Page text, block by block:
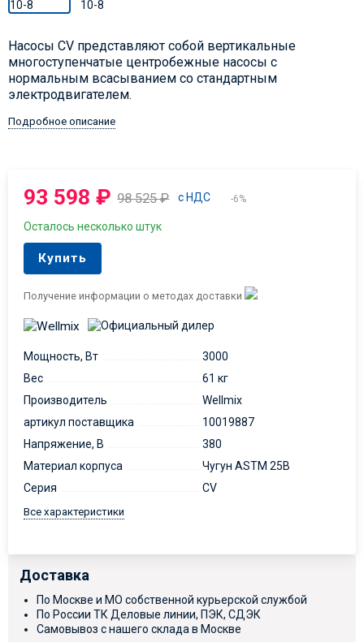
Насосы CV представляют собой вертикальные
многоступенчатые центробежные насосы с
нормальным всасыванием со стандартным
электродвигателем.
Подробное описание
93 598₽ 98 525₽ с НДС -6%
Осталось несколько штук
Купить
Получение информации о методах доставки
Мощность, Вт
3000
Вес
61 кг
Производитель
Wellmix
артикул поставщика
10019887
Напряжение, В
380
Материал корпуса
Чугун ASTM 25B
Серия
CV
Все характеристики
Доставка
По Москве и МО собственной курьерской службой
По России ТК Деловые линии, ПЭК, СДЭК
Самовывоз с нашего склада в Москве